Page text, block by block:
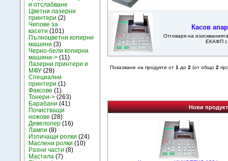
и отслабване
Цветни лазерни
принтери (2)
Чипове за
касети (101)
Пълноцветни копирни
машини (3)
Черно-бели копирни
машини-> (11)
Лазерни принтери и
МФУ (28)
Специални
принтери (1)
Факсове (1)
Тонери-> (263)
Барабани (41)
Почистващи
ножове (28)
Девелопер (16)
Лампи (8)
Изпичащи ролки (24)
Маслени ролки (10)
Разни части (8)
Мастила (7)
Касов
Отговаря на
ЕКАФП с
Показване на продукти от 1 до 2 (от общо 2
Нови